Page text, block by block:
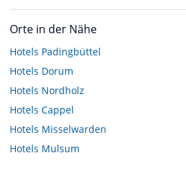
Orte in der Nähe
Hotels Padingbüttel
Hotels Dorum
Hotels Nordholz
Hotels Cappel
Hotels Misselwarden
Hotels Mulsum